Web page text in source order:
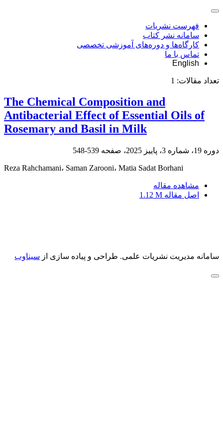
فهرست نشریات
سامانه نشر کتاب
کارگاه‌ها و دوره‌های آموزشی تخصصی
تماس با ما
English
تعداد مقالات: 1
The Chemical Composition and
Antibacterial Effect of Essential Oils of
Rosemary and Basil in Milk
دوره 19، شماره 3، پاییز 2025، صفحه 539-548
Reza Rahchamani، Saman Zarooni، Matia Sadat Borhani
مشاهده مقاله
اصل مقاله 1.12 M
سامانه مدیریت نشریات علمی. طراحی و پیاده سازی از سیناوب